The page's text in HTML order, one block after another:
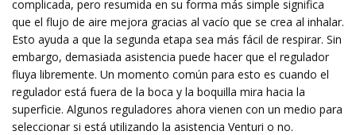
complicada, pero resumida en su forma más simple significa
que el flujo de aire mejora gracias al vacío que se crea al inhalar.
Esto ayuda a que la segunda etapa sea más fácil de respirar. Sin
embargo, demasiada asistencia puede hacer que el regulador
fluya libremente. Un momento común para esto es cuando el
regulador está fuera de la boca y la boquilla mira hacia la
superficie. Algunos reguladores ahora vienen con un medio para
seleccionar si está utilizando la asistencia Venturi o no.